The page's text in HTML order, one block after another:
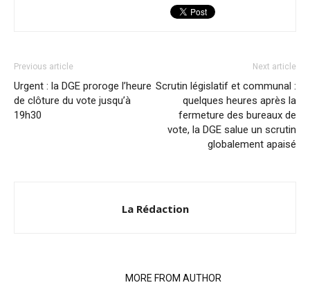
Previous article
Urgent : la DGE proroge l’heure
de clôture du vote jusqu’à
19h30
Next article
Scrutin législatif et communal :
quelques heures après la
fermeture des bureaux de
vote, la DGE salue un scrutin
globalement apaisé
La Rédaction
MORE FROM AUTHOR